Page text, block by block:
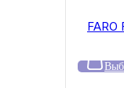
FARO